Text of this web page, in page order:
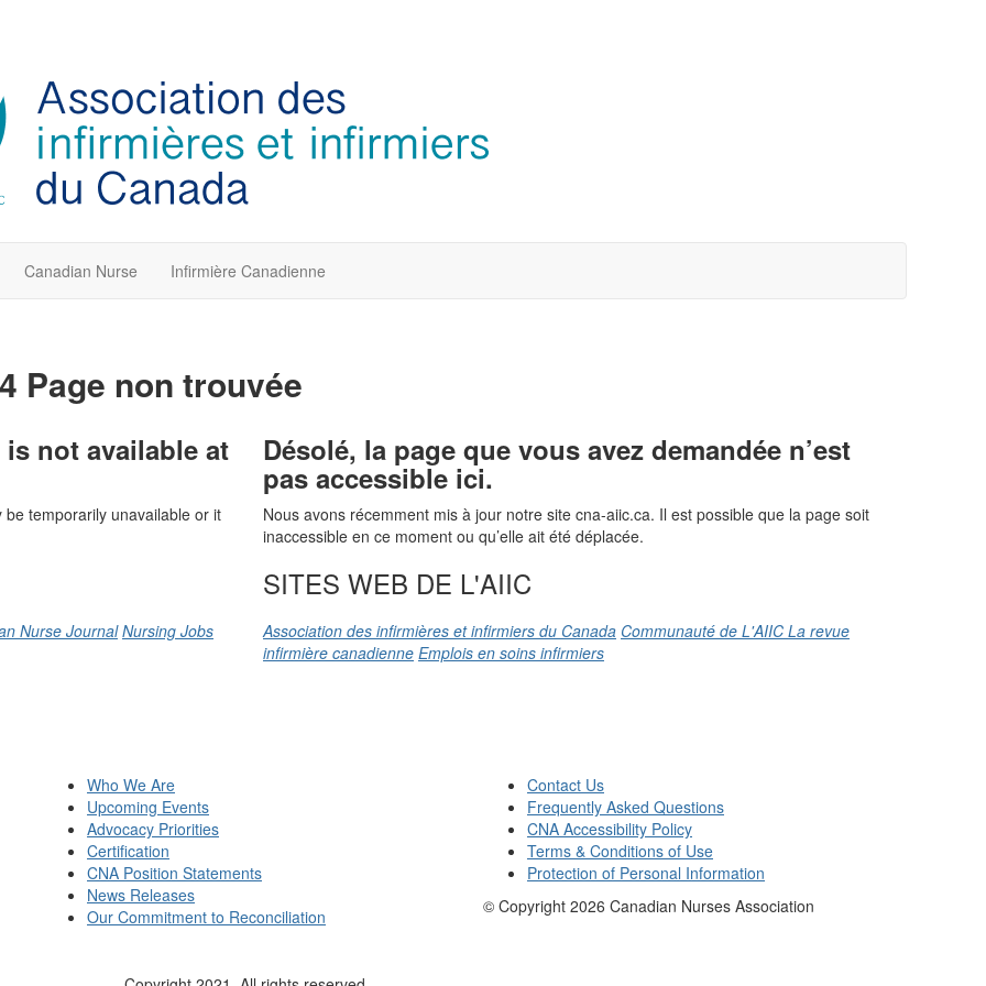
Canadian Nurse Infirmière Canadienne
Page non trouvée
not available at
temporarily unavailable or it
Nurse Journal Nursing Jobs
Désolé, la page que vous avez demandée n’est
pas accessible ici.
Nous avons récemment mis à jour notre site cna-aiic.ca. Il est possible que la page soit
inaccessible en ce moment ou qu’elle ait été déplacée.
SITES WEB DE L'AIIC
Association des infirmières et infirmiers du Canada Communauté de L'AIIC La revue
infirmière canadienne Emplois en soins infirmiers
Who We Are
Upcoming Events
Advocacy Priorities
Certification
CNA Position Statements
News Releases
Our Commitment to Reconciliation
Contact Us
Frequently Asked Questions
CNA Accessibility Policy
Terms & Conditions of Use
Protection of Personal Information
© Copyright 2026 Canadian Nurses Association